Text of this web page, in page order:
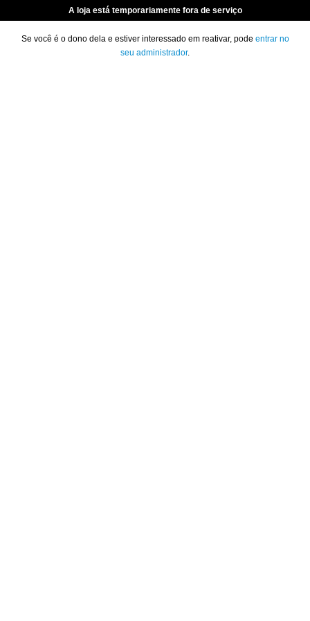
A loja está temporariamente fora de serviço
Se você é o dono dela e estiver interessado em reativar, pode entrar no
seu administrador.